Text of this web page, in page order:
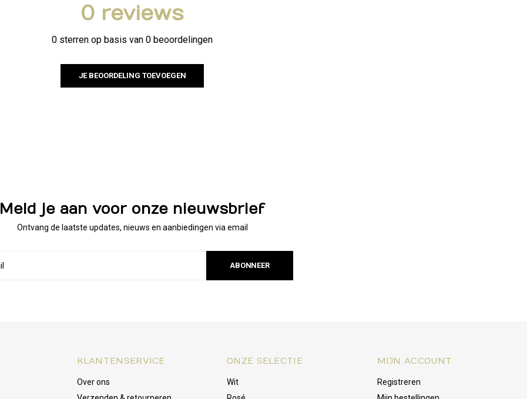
0 reviews
0 sterren op basis van 0 beoordelingen
JE BEOORDELING TOEVOEGEN
Meld je aan voor onze nieuwsbrief
Ontvang de laatste updates, nieuws en aanbiedingen via email
ABONNEER
KLANTENSERVICE
Over ons
ONZE SELECTIE
Wit
MIJN ACCOUNT
Registreren